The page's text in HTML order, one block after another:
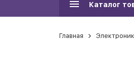
Каталог
Главная